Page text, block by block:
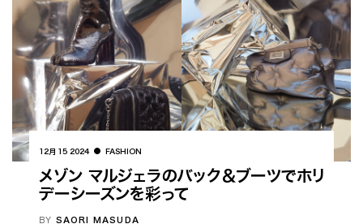
12月 15 2024 FASHION
メゾン マルジェラのバック＆ブーツでホリ
デーシーズンを彩って
BY SAORI MASUDA